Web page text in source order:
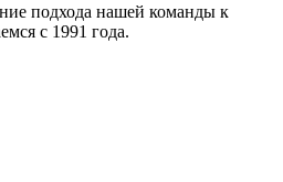
подхода нашей команды к
с 1991 года.